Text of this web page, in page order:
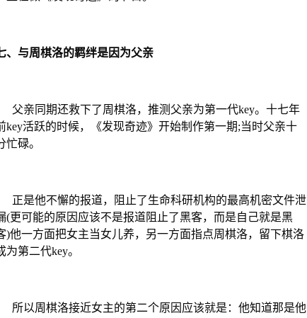
、与周棋洛的羁绊是因为父亲
父亲同期还救下了周棋洛，推测父亲为第一代key。十七年
key活跃的时候，《发现奇迹》开始制作第一期;当时父亲十
忙碌。
正是他不懈的报道，阻止了生命科研机构的最高机密文件泄
(更可能的原因应该不是报道阻止了黑客，而是自己就是黑
)他一方面把女主当女儿养，另一方面指点周棋洛，留下棋洛
为第二代key。
所以周棋洛接近女主的第二个原因应该就是：他知道那是他